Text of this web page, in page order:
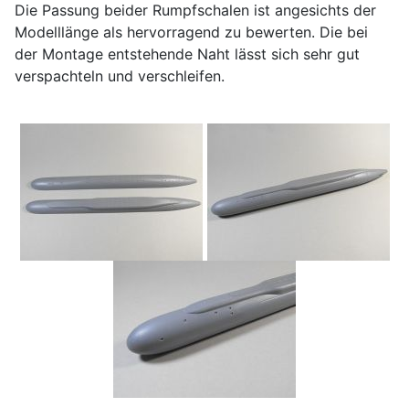
Die Passung beider Rumpfschalen ist angesichts der
Modelllänge als hervorragend zu bewerten. Die bei
der Montage entstehende Naht lässt sich sehr gut
verspachteln und verschleifen.